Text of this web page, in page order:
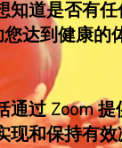
道是否有
达到健康的
过 Zoom
和保持有